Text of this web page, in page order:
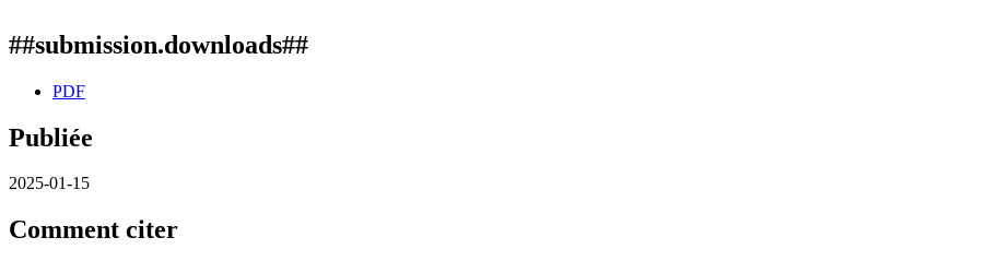
##submission.downloads##
PDF
Publiée
2025-01-15
Comment citer